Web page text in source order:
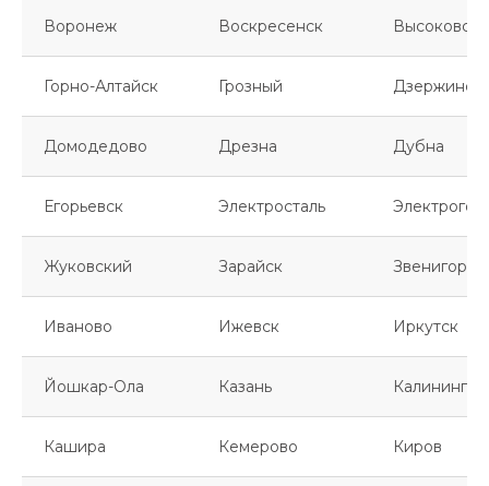
Воронеж Воскресенск Высоковск
Горно-Алтайск Грозный
Домодедово Дрезна Дубна
Егорьевск Электросталь
Жуковский Зарайск Звенигород
Иваново Ижевск Иркутск
Йошкар-Ола Казань
Кашира Кемерово Киров